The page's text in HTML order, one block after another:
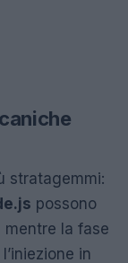
stratagemmi:
possono
la fase
l’iniezione in